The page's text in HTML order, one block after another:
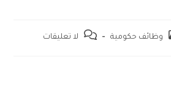
وظائف حكومية لا تعليقات